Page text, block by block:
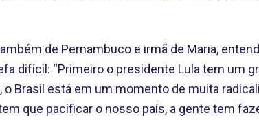
de Pernambuco e irmã de Maria,
difícil: “Primeiro o presidente Lula tem um
o Brasil está em um momento de muita
que pacificar o nosso país, a gente tem